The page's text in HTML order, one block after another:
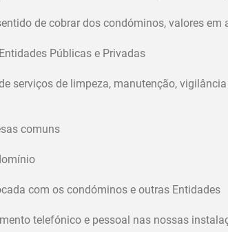
de cobrar dos condóminos, valores em
Públicas e Privadas
serviços de limpeza, manutenção,
comuns
com os condóminos e outras Entidades
telefónico e pessoal nas nossas